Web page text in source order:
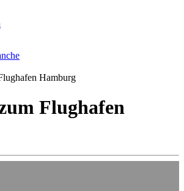
Hamburg
Flughafen